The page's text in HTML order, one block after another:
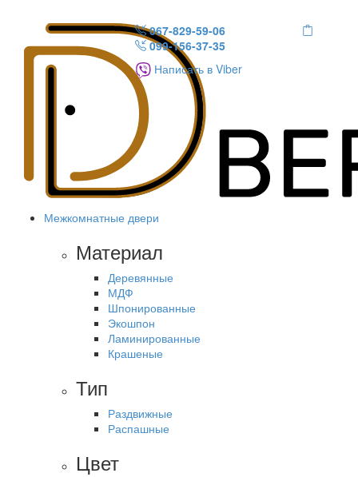
067-829-59-06
099-156-37-35
Написать в Viber
Межкомнатные двери
Материал
Деревянные
МДФ
Шпонированные
Экошпон
Ламинированные
Крашеные
Тип
Раздвижные
Распашные
Цвет